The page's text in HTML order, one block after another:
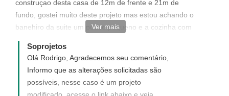
construçao desta casa de 12m de frente e 21m de
fundo, gostei muito deste projeto mas estou achando o
banehiro da suite um pouco pequeno e a cozinha com
pouco espaço, teria como alterar as medidas deste
projeto?
Ver mais
Soprojetos
Olá Rodrigo, Agradecemos seu comentário,
Informo que as alterações solicitadas são
possíveis, nesse caso é um projeto